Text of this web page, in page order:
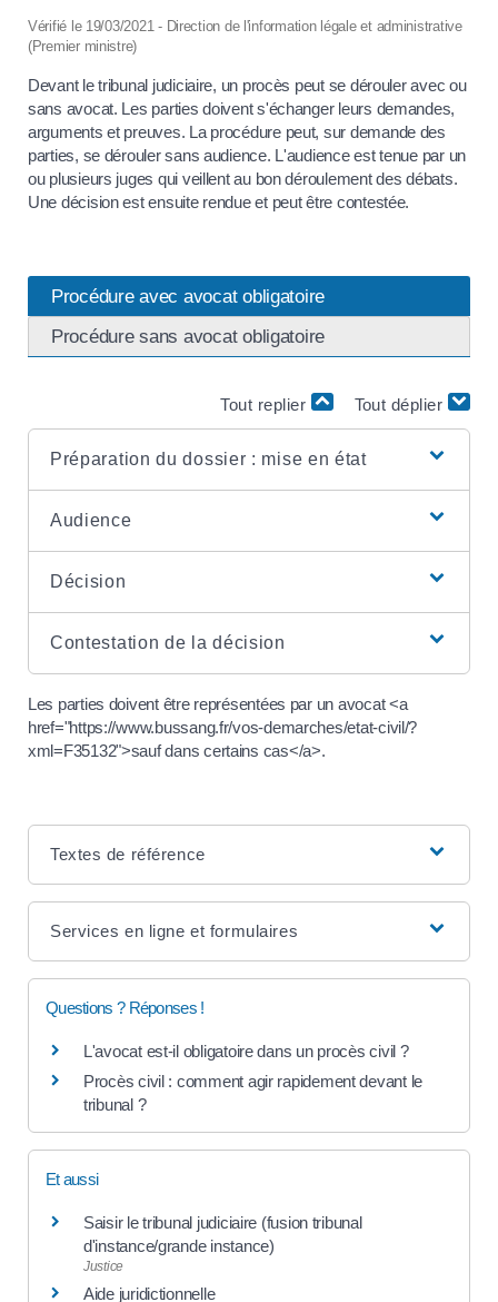
Vérifié le 19/03/2021 - Direction de l'information légale et administrative
(Premier ministre)
Devant le tribunal judiciaire, un procès peut se dérouler avec ou
sans avocat. Les parties doivent s'échanger leurs demandes,
arguments et preuves. La procédure peut, sur demande des
parties, se dérouler sans audience. L'audience est tenue par un
ou plusieurs juges qui veillent au bon déroulement des débats.
Une décision est ensuite rendue et peut être contestée.
Procédure avec avocat obligatoire
Procédure sans avocat obligatoire
Tout replier Tout déplier
Préparation du dossier : mise en état
Audience
Décision
Contestation de la décision
Les parties doivent être représentées par un avocat <a
href="https://www.bussang.fr/vos-demarches/etat-civil/?
xml=F35132">sauf dans certains cas</a>.
Textes de référence
Services en ligne et formulaires
Questions ? Réponses !
L'avocat est-il obligatoire dans un procès civil ?
Procès civil : comment agir rapidement devant le
tribunal ?
Et aussi
Saisir le tribunal judiciaire (fusion tribunal
d'instance/grande instance)
Justice
Aide juridictionnelle